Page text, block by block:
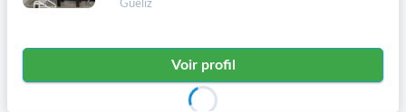
Gueliz
Voir profil